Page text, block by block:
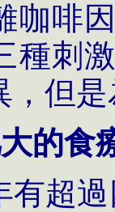
咖啡
種刺
，但
的食
有超